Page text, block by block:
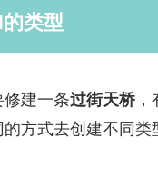
类型
建一条过街天桥，
方式去创建不同类